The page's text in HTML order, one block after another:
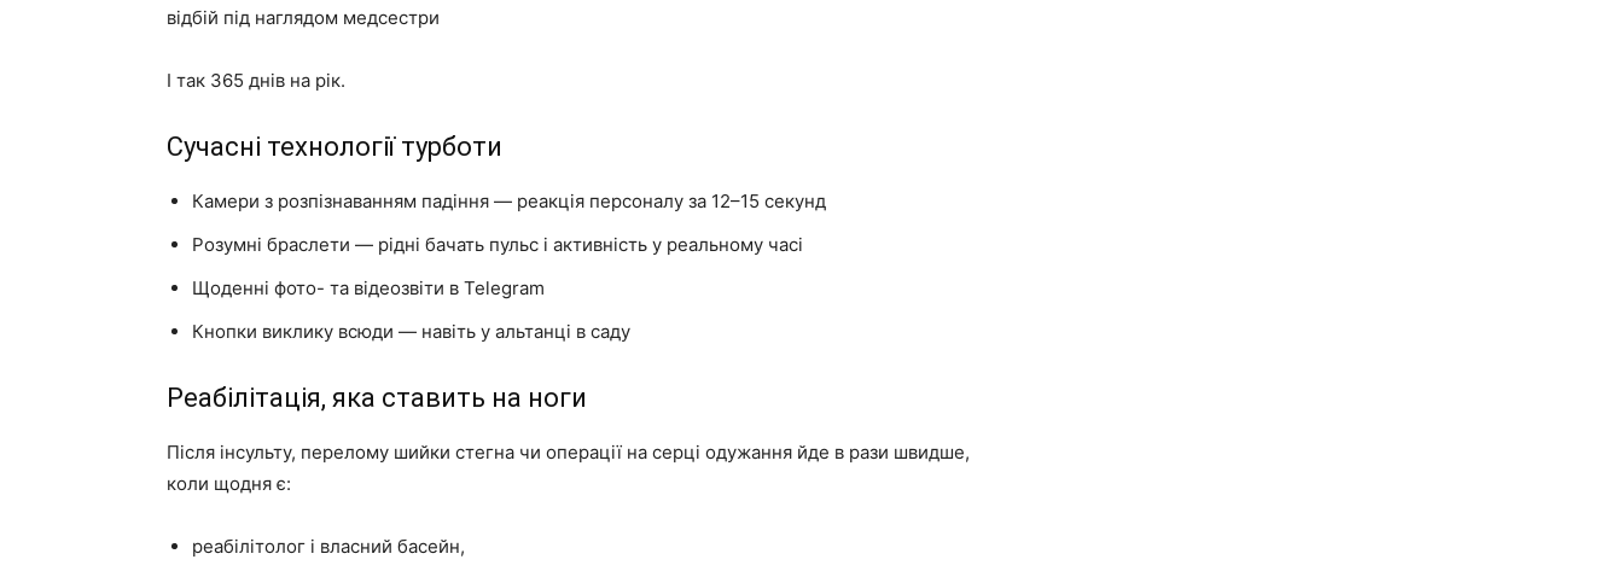
відбій під наглядом медсестри
І так 365 днів на рік.
Сучасні технології турботи
Камери з розпізнаванням падіння — реакція персоналу за 12–15 секунд
Розумні браслети — рідні бачать пульс і активність у реальному часі
Щоденні фото- та відеозвіти в Telegram
Кнопки виклику всюди — навіть у альтанці в саду
Реабілітація, яка ставить на ноги
Після інсульту, перелому шийки стегна чи операції на серці одужання йде в рази швидше,
коли щодня є:
реабілітолог і власний басейн,